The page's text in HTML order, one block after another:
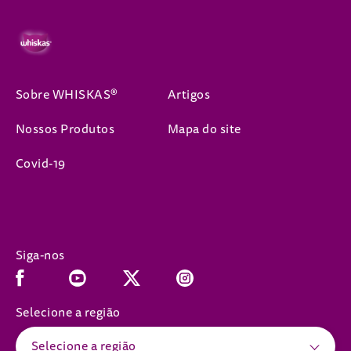
Sobre WHISKAS®
Artigos
Nossos Produtos
Mapa do site
Covid-19
Siga-nos
Facebook (opens in new window)
Youtube (opens in new window)
x (opens in new window)Instagram (opens in new window)
Selecione a região
Selecione a região